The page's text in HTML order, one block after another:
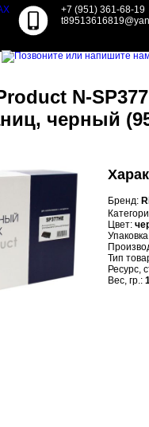
+7 (951) 361-68-19
N-
черный
Бренд:
Цвет:
Тип
Ресурс,
Вес, гр.: